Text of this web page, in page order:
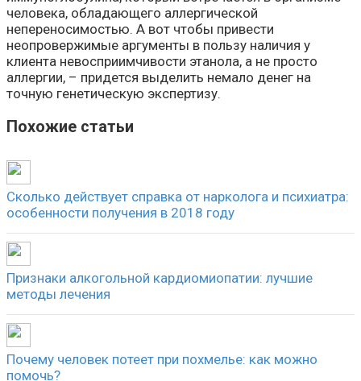
человека, обладающего аллергической
непереносимостью. А вот чтобы привести
неопровержимые аргументы в пользу наличия у
клиента невосприимчивости этанола, а не просто
аллергии, – придется выделить немало денег на
точную генетическую экспертизу.
Похожие статьи
Сколько действует справка от нарколога и психиатра:
особенности получения в 2018 году
Признаки алкогольной кардиомиопатии: лучшие
методы лечения
Почему человек потеет при похмелье: как можно
помочь?